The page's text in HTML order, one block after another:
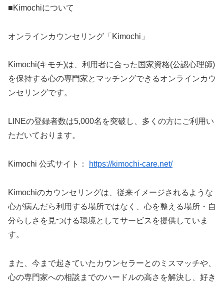
■Kimochiについて
オンラインカウンセリング「Kimochi」
Kimochi(キモチ)は、利用者に合った国家資格(公認心理師)
を保持する心の専門家とマッチングできるオンラインカウ
ンセリングです。
LINEの登録者数は5,000名を突破し、多くの方にご利用い
ただいております。
Kimochi 公式サイト： https://kimochi-care.net/
Kimochiのカウンセリングは、従来イメージされるような
心が病んだら利用する場所ではなく、心を整える場所・自
分らしさを見つける環境としてサービスを提供していま
す。
また、今まで起きていたカウンセラーとのミスマッチや、
心の専門家への相談までのハードルの高さを解決し、好き